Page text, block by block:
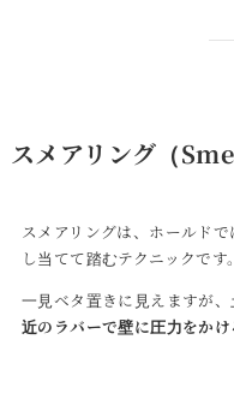
スメアリング（
スメアリングは、ホールド
し当てて踏むテクニックです。
一見ベタ置きに見えますが
近のラバーで壁に圧力をか